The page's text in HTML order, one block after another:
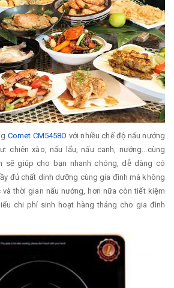
Comet CM5458O với nhiều chế độ nấu nướng
chiên xào, nấu lẩu, nấu canh, nướng...cùng
sẽ giúp cho bạn nhanh chóng, dễ dàng có
đủ chất dinh dưỡng cùng gia đình mà không
thời gian nấu nướng, hơn nữa còn tiết kiệm
chi phí sinh hoạt hàng tháng cho gia đình